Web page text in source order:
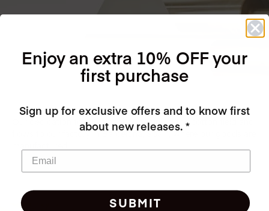
Our dedication to sustainability begins in the cotton field and
flows to our factory in Barcelona, Spain, where our goods are
Enjoy an extra 10% OFF your
first purchase
Sign up for exclusive offers and to know first
about new releases. *
SUBMIT